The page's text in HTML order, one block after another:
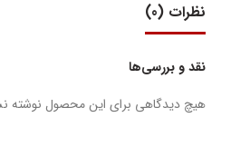
نظرات (0)
نقد و بررسی‌ها
هیچ دیدگاهی برای این محصول نوشته